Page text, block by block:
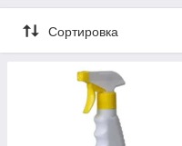
довольно проблематично.
невозможного, и вопрос,
условиях, не является
Сортировка